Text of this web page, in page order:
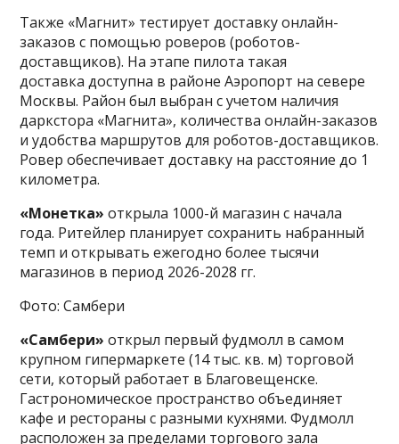
Также «Магнит» тестирует доставку онлайн-
заказов с помощью роверов (роботов-
доставщиков). На этапе пилота такая
доставка доступна в районе Аэропорт на севере
Москвы. Район был выбран с учетом наличия
даркстора «Магнита», количества онлайн-заказов
и удобства маршрутов для роботов-доставщиков.
Ровер обеспечивает доставку на расстояние до 1
километра.
«Монетка» открыла 1000-й магазин с начала
года. Ритейлер планирует сохранить набранный
темп и открывать ежегодно более тысячи
магазинов в период 2026-2028 гг.
Фото: Самбери
«Самбери» открыл первый фудмолл в самом
крупном гипермаркете (14 тыс. кв. м) торговой
сети, который работает в Благовещенске.
Гастрономическое пространство объединяет
кафе и рестораны с разными кухнями. Фудмолл
расположен за пределами торгового зала